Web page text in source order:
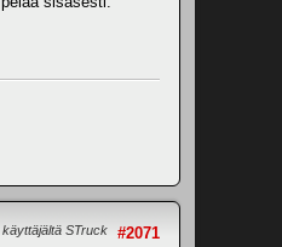
#2071
STruck